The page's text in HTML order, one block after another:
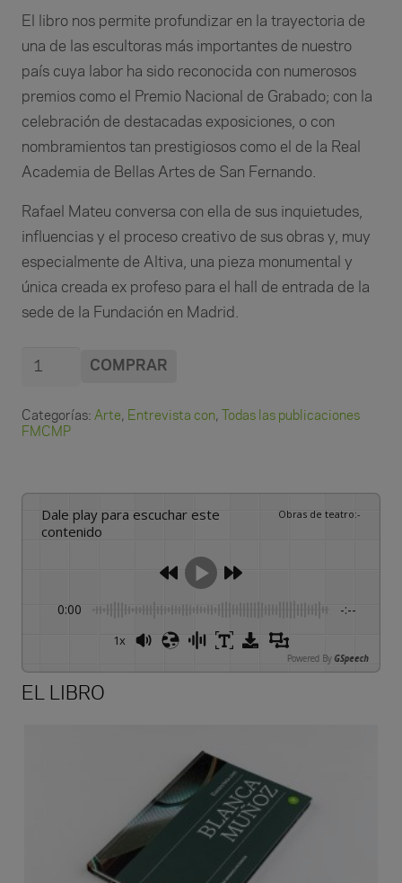
El libro nos permite profundizar en la trayectoria de
una de las escultoras más importantes de nuestro
país cuya labor ha sido reconocida con numerosos
premios como el Premio Nacional de Grabado; con la
celebración de destacadas exposiciones, o con
nombramientos tan prestigiosos como el de la Real
Academia de Bellas Artes de San Fernando.
Rafael Mateu conversa con ella de sus inquietudes,
influencias y el proceso creativo de sus obras y, muy
especialmente de Altiva, una pieza monumental y
única creada ex profeso para el hall de entrada de la
sede de la Fundación en Madrid.
Entrevista
Blanca
Muñoz
COMPRAR
Categorías: Arte, Entrevista con,
Todas las publicaciones
FMCMP
Dale play para escuchar este
contenido
Obras de teatro:-
0:00 -:--
1x
Powered By GSpeech
EL LIBRO